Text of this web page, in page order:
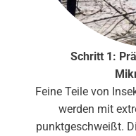
Schritt 1:
Feine Teile von
werden mit
punktgeschweißt.